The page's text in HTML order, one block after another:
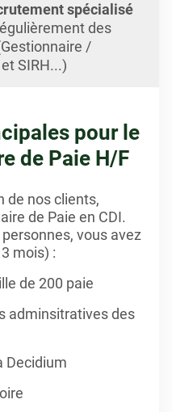
spécialisé
des
/
SIRH...)
pour le
de Paie H/F
de nos clients,
de Paie en CDI.
vous avez
mois) :
de 200 paie
adminsitratives des
Decidium